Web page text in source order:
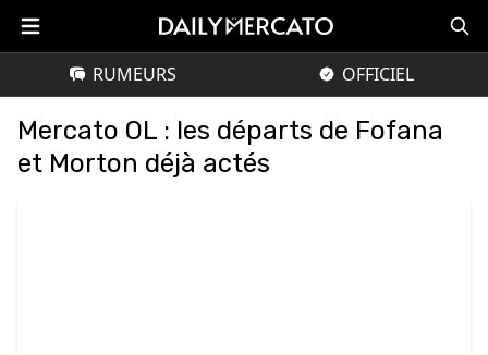
RUMEURS OFFICIEL
Mercato OL : les départs de Fofana
et Morton déjà actés